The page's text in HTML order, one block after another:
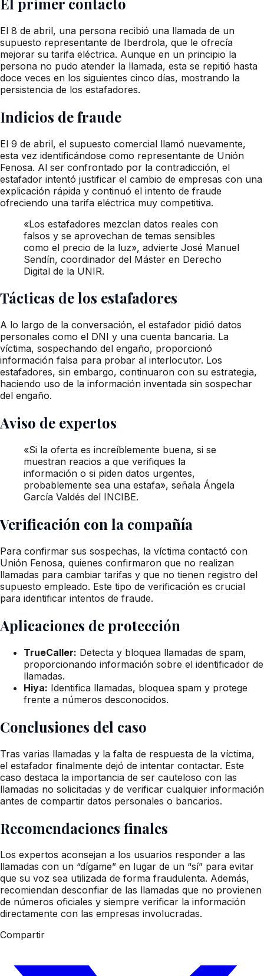
El 8 de abril, una persona recibió una llamada de un
supuesto representante de Iberdrola, que le ofrecía
mejorar su tarifa eléctrica. Aunque en un principio la
persona no pudo atender la llamada, esta se repitió hasta
doce veces en los siguientes cinco días, mostrando la
persistencia de los estafadores.
Indicios de fraude
El 9 de abril, el supuesto comercial llamó nuevamente,
esta vez identificándose como representante de Unión
Fenosa. Al ser confrontado por la contradicción, el
estafador intentó justificar el cambio de empresas con una
explicación rápida y continuó el intento de fraude
ofreciendo una tarifa eléctrica muy competitiva.
«Los estafadores mezclan datos reales con
falsos y se aprovechan de temas sensibles
como el precio de la luz», advierte José Manuel
Sendín, coordinador del Máster en Derecho
Digital de la UNIR.
Tácticas de los estafadores
A lo largo de la conversación, el estafador pidió datos
personales como el DNI y una cuenta bancaria. La
víctima, sospechando del engaño, proporcionó
información falsa para probar al interlocutor. Los
estafadores, sin embargo, continuaron con su estrategia,
haciendo uso de la información inventada sin sospechar
del engaño.
Aviso de expertos
«Si la oferta es increíblemente buena, si se
muestran reacios a que verifiques la
información o si piden datos urgentes,
probablemente sea una estafa», señala Ángela
García Valdés del INCIBE.
Verificación con la compañía
Para confirmar sus sospechas, la víctima contactó con
Unión Fenosa, quienes confirmaron que no realizan
llamadas para cambiar tarifas y que no tienen registro del
supuesto empleado. Este tipo de verificación es crucial
para identificar intentos de fraude.
Aplicaciones de protección
TrueCaller: Detecta y bloquea llamadas de spam,
proporcionando información sobre el identificador de
llamadas.
Hiya: Identifica llamadas, bloquea spam y protege
frente a números desconocidos.
Conclusiones del caso
Tras varias llamadas y la falta de respuesta de la víctima,
el estafador finalmente dejó de intentar contactar. Este
caso destaca la importancia de ser cauteloso con las
llamadas no solicitadas y de verificar cualquier información
antes de compartir datos personales o bancarios.
Recomendaciones finales
Los expertos aconsejan a los usuarios responder a las
llamadas con un “dígame” en lugar de un “sí” para evitar
que su voz sea utilizada de forma fraudulenta. Además,
recomiendan desconfiar de las llamadas que no provienen
de números oficiales y siempre verificar la información
directamente con las empresas involucradas.
Compartir